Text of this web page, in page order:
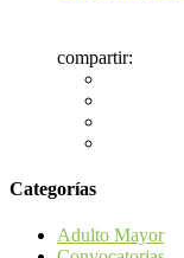
compartir:
Categorías
Adulto Mayor